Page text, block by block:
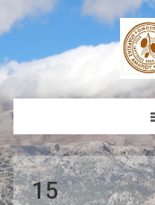
15